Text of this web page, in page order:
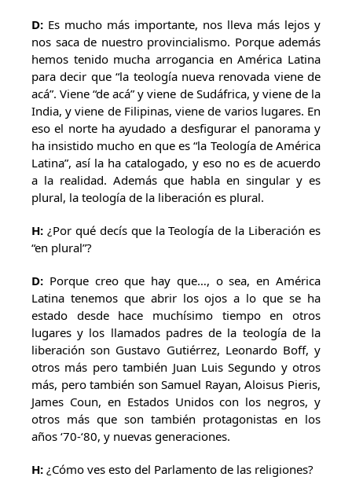
D: Es mucho más importante, nos lleva más lejos y
nos saca de nuestro provincialismo. Porque además
hemos tenido mucha arrogancia en América Latina
para decir que “la teología nueva renovada viene de
acá”. Viene “de acá” y viene de Sudáfrica, y viene de la
India, y viene de Filipinas, viene de varios lugares. En
eso el norte ha ayudado a desfigurar el panorama y
ha insistido mucho en que es “la Teología de América
Latina”, así la ha catalogado, y eso no es de acuerdo
a la realidad. Además que habla en singular y es
plural, la teología de la liberación es plural.
H: ¿Por qué decís que la Teología de la Liberación es
“en plural”?
D: Porque creo que hay que…, o sea, en América
Latina tenemos que abrir los ojos a lo que se ha
estado desde hace muchísimo tiempo en otros
lugares y los llamados padres de la teología de la
liberación son Gustavo Gutiérrez, Leonardo Boff, y
otros más pero también Juan Luis Segundo y otros
más, pero también son Samuel Rayan, Aloisus Pieris,
James Coun, en Estados Unidos con los negros, y
otros más que son también protagonistas en los
años ‘70-‘80, y nuevas generaciones.
H: ¿Cómo ves esto del Parlamento de las religiones?